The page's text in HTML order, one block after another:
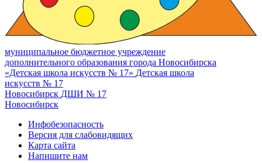
муниципальное бюджетное учреждение
дополнительного образования города Новосибирска
«Детская школа искусств № 17» Детская школа
искусств № 17
Новосибирск ДШИ № 17
Новосибирск
Инфобезопасность
Версия для слабовидящих
Карта сайта
Напишите нам